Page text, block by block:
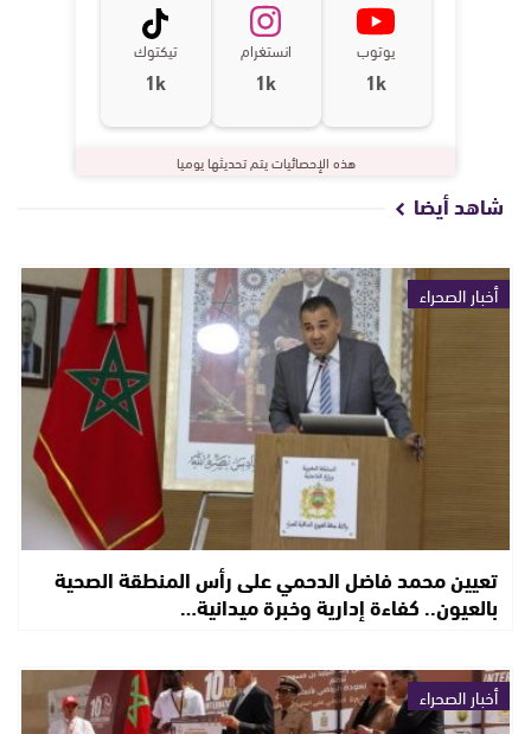
يوتوب
1k
انستغرام
1k
تيكتوك
1k
هذه الإحصائيات يتم تحديثها يوميا
شاهد أيضا
أخبار الصحراء
تعيين محمد فاضل الدحمي على رأس المنطقة الصحية
بالعيون.. كفاءة إدارية وخبرة ميدانية…
أخبار الصحراء